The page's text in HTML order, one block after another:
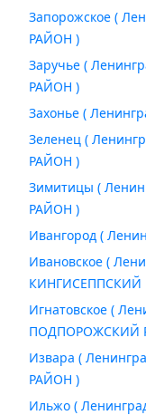
Запорожское (
РАЙОН )
Заручье (
РАЙОН )
Захонье (
Зеленец (
РАЙОН )
Зимитицы (
РАЙОН )
Ивангород (
Ивановское (
КИНГИСЕППСКИЙ
Игнатовское (
ПОДПОРОЖСКИЙ
Извара (
РАЙОН )
Ильжо (